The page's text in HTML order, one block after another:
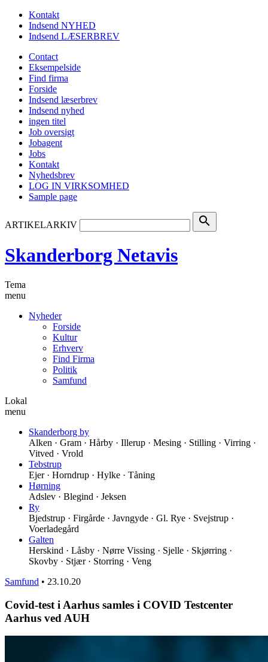
Kontakt
Indsend NYHED
Indsend LÆSERBREV
Contact
Eksempelside
Find firma
Forside
Indsend læserbrev
Indsend nyhed
ingen titel
Job oversigt
Jobagent
Jobs
Kontakt
Nyhedsbrev
LOG IN VIRKSOMHED
Sample page
ARTIKELARKIV search
Skanderborg Netavis
Tema
menu
Nyheder
Forside
Kultur
Erhverv
Find Firma
Politik
Samfund
Lokal
menu
Skanderborg by
Alken · Gram · Hårby · Illerup · Mesing · Stilling · Virring ·
Vitved · Vrold
Tebstrup
Ejer · Horndrup · Hylke · Tåning
Hørning
Adslev · Blegind · Jeksen
Ry
Bjedstrup · Firgårde · Javngyde · Gl. Rye · Svejstrup ·
Voerladegård
Galten
Herskind · Låsby · Nørre Vissing · Sjelle · Skjørring ·
Skovby · Stjær · Storring · Veng
Samfund • 23.10.20
Covid-test i Aarhus samles i COVID Testcenter
Aarhus ved AUH